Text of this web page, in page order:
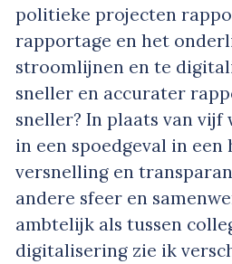
politieke projecten
rapportage en het
stroomlijnen en te
sneller en accurater
sneller? In plaats van vijf
in een spoedgeval in een
versnelling en
andere sfeer en
ambtelijk als tussen
digitalisering zie ik